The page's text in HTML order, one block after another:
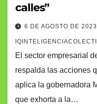
calles”
6 DE AGOSTO DE 2023
El sector empresarial
respalda las acciones
aplica la gobernadora
que exhorta a la…